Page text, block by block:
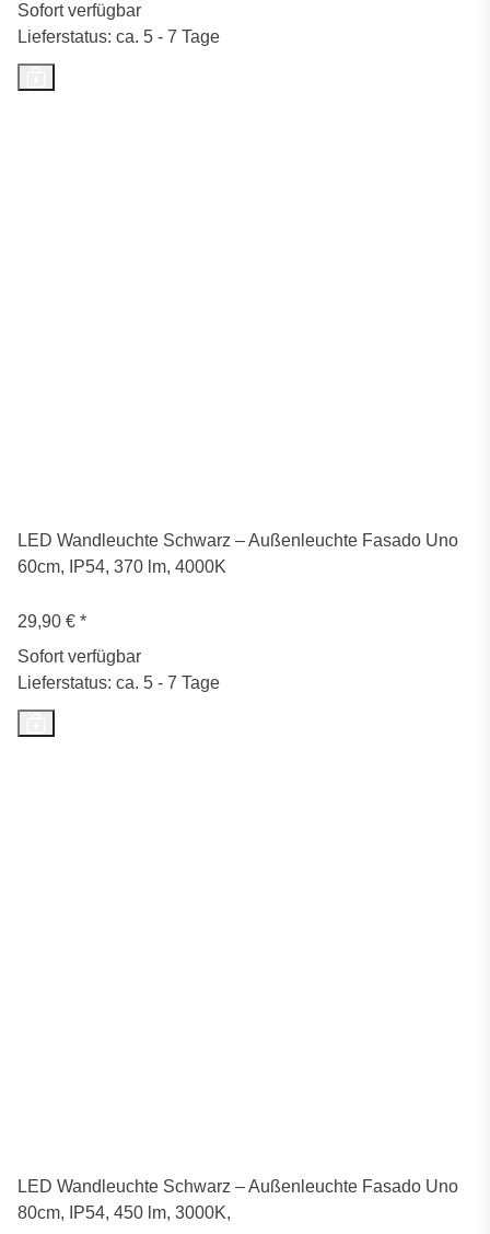
Sofort verfügbar
Lieferstatus: ca. 5 - 7 Tage
LED Wandleuchte Schwarz – Außenleuchte Fasado Uno
60cm, IP54, 370 lm, 4000K
29,90 € *
Sofort verfügbar
Lieferstatus: ca. 5 - 7 Tage
LED Wandleuchte Schwarz – Außenleuchte Fasado Uno
80cm, IP54, 450 lm, 3000K,